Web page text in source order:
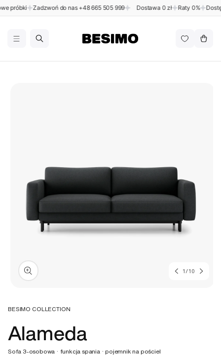
Przejdź
do
treści
próbki Zadzwoń do nas+48 665 505 999 Dostawa 0 zł Raty 0%
Koszyk
1
oknie
modalnym
1 /z10
BESIMO COLLECTION
Alameda
Sofa 3-osobowa · funkcja spania · pojemnik na pościel